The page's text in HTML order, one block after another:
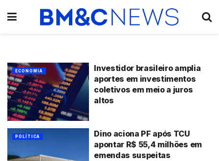
ECONOMIA
Investidor brasileiro amplia
aportes em investimentos
coletivos em meio a juros
altos
POLÍTICA
Dino aciona PF após TCU
apontar R$ 55,4 milhões em
emendas suspeitas